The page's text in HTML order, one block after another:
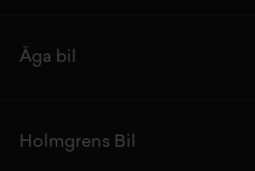
Äga bil
Holmgrens Bil